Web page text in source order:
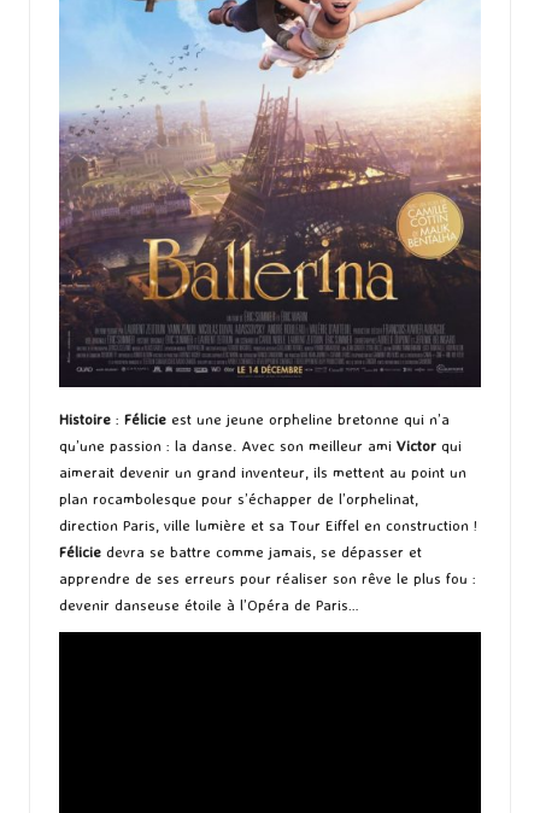
Histoire : Félicie est une jeune orpheline bretonne qui n’a
qu’une passion : la danse. Avec son meilleur ami Victor qui
aimerait devenir un grand inventeur, ils mettent au point un
plan rocambolesque pour s’échapper de l’orphelinat,
direction Paris, ville lumière et sa Tour Eiffel en construction !
Félicie devra se battre comme jamais, se dépasser et
apprendre de ses erreurs pour réaliser son rêve le plus fou :
devenir danseuse étoile à l’Opéra de Paris…